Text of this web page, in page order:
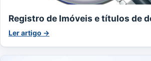
Registro de Imóveis e títulos de
Ler artigo →